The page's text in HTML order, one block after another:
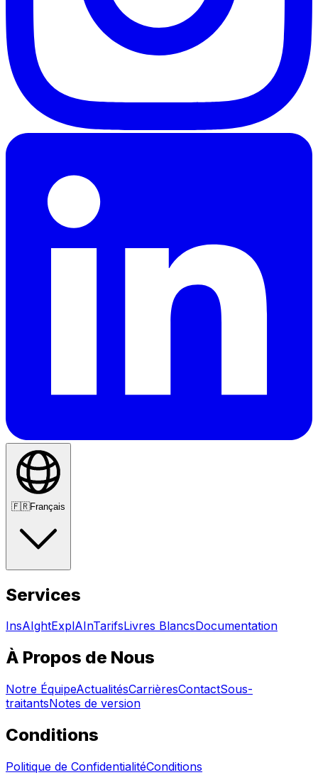
🇫🇷Français
Services
InsAIghtExplAInTarifsLivres BlancsDocumentation
À Propos de Nous
Notre ÉquipeActualitésCarrièresContactSous-
traitantsNotes de version
Conditions
Politique de ConfidentialitéConditions